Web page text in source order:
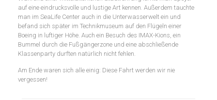
auf eine eindrucksvolle und lustige Art kennen. Außerdem tauchte
man im SeaLife Center auch in die Unterwasserwelt ein und
befand sich später im Technikmuseum auf den Flügeln einer
Boeing in luftiger Höhe. Auch ein Besuch des IMAX-Kions, ein
Bummel durch die Fußgängerzone und eine abschließende
Klassenparty durften natürlich nicht fehlen.
Am Ende waren sich alle einig: Diese Fahrt werden wir nie
vergessen!